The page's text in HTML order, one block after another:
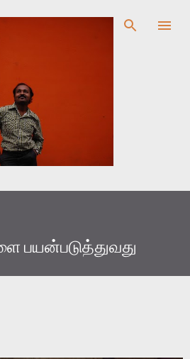
செல்
பயன்படுத்துவது